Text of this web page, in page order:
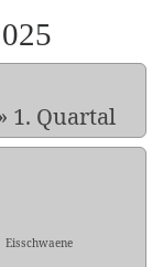
1. Quartal
Eisschwaene